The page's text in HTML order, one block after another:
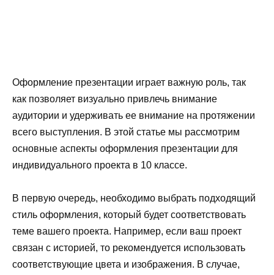
Оформление презентации играет важную роль, так
как позволяет визуально привлечь внимание
аудитории и удерживать ее внимание на протяжении
всего выступления. В этой статье мы рассмотрим
основные аспекты оформления презентации для
индивидуального проекта в 10 классе.
В первую очередь, необходимо выбрать подходящий
стиль оформления, который будет соответствовать
теме вашего проекта. Например, если ваш проект
связан с историей, то рекомендуется использовать
соответствующие цвета и изображения. В случае,